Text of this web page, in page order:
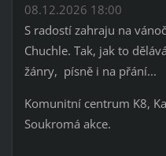
08.12.2026 18:00
S radostí zahraju na
Chuchle. Tak, jak to
žánry, písně i na přání...
Komunitní centrum K8,
Soukromá akce.